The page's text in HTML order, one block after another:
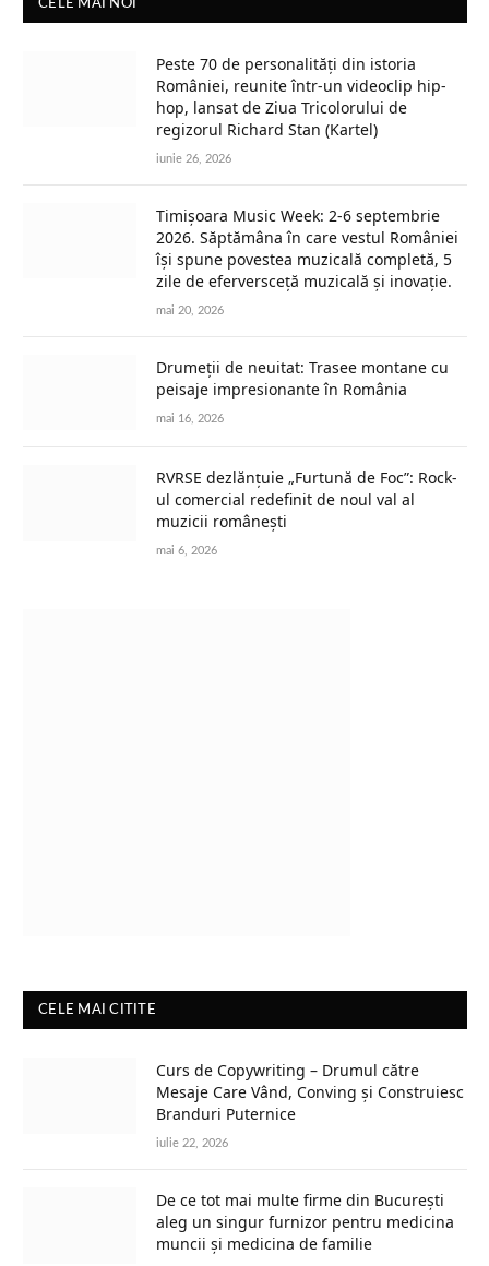
CELE MAI NOI
Peste 70 de personalități din istoria
României, reunite într-un videoclip hip-
hop, lansat de Ziua Tricolorului de
regizorul Richard Stan (Kartel)
iunie 26, 2026
Timișoara Music Week: 2-6 septembrie
2026. Săptămâna în care vestul României
își spune povestea muzicală completă, 5
zile de eferversceță muzicală și inovație.
mai 20, 2026
Drumeții de neuitat: Trasee montane cu
peisaje impresionante în România
mai 16, 2026
RVRSE dezlănțuie „Furtună de Foc”: Rock-
ul comercial redefinit de noul val al
muzicii românești
mai 6, 2026
CELE MAI CITITE
Curs de Copywriting – Drumul către
Mesaje Care Vând, Conving și Construiesc
Branduri Puternice
iulie 22, 2026
De ce tot mai multe firme din București
aleg un singur furnizor pentru medicina
muncii și medicina de familie